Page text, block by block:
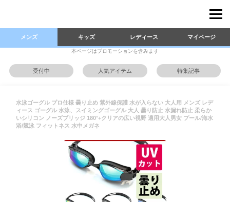
メンズ キッズ レディース マイページ
本ページはプロモーションを含みます
受付中 人気アイテム 特集記事
水泳ゴーグル プロ仕様 曇り止め 紫外線保護 水が入らない 大人用 メンズ レデ
ィース ゴーグル 水泳、スイミングゴーグル 大人 曇り防止 水漏れ防止 柔らか
いシリコン ノーズブリッジ 180°+クリアの広い視野 適用大人男女 プール/海水
浴/競泳 フィットネス 水中メガネ